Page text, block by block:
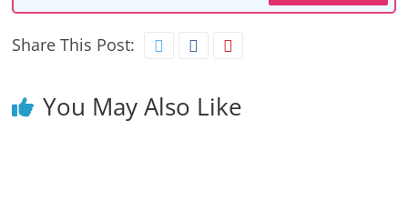
Share This Post:
You May Also Like